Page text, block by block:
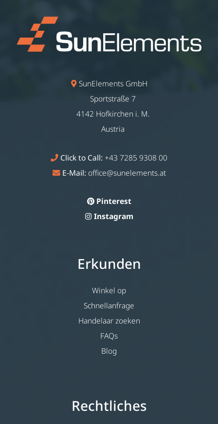
SunElements GmbH
Sportstraße 7
4142 Hofkirchen i. M.
Austria
Click to Call: +43 7285 9308 00
E-Mail: office@sunelements.at
Pinterest
Instagram
Erkunden
Winkel op
Schnellanfrage
Handelaar zoeken
FAQs
Blog
Rechtliches